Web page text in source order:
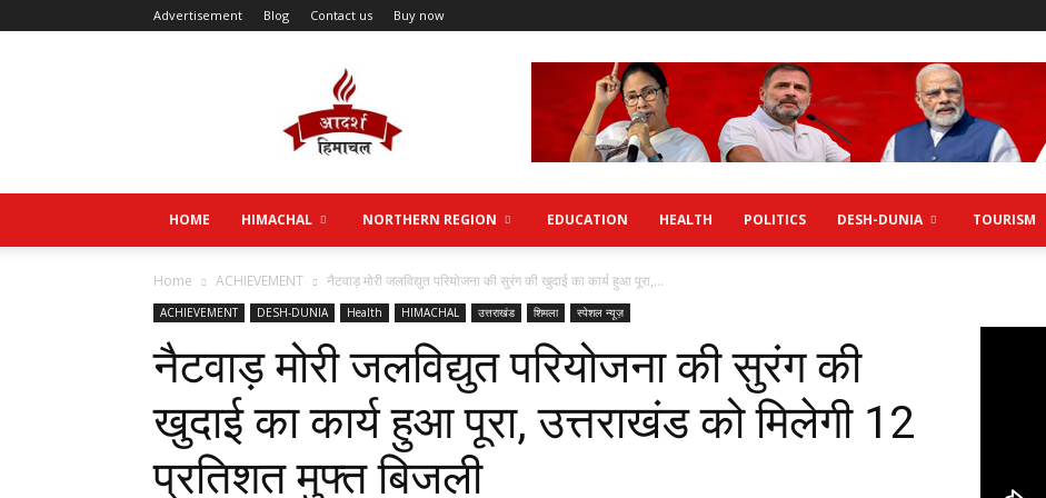
Advertisement Blog Contact us Buy now
HOME HIMACHAL NORTHERN REGION EDUCATION HEALTH POLITICS DESH-DUNIA TOURISM
Home ACHIEVEMENT नैटवाड़ मोरी जलविद्युत परियोजना की सुरंग की खुदाई का कार्य हुआ पूरा,...
ACHIEVEMENT DESH-DUNIA Health HIMACHAL उत्तराखंड शिमला स्पेशल न्यूज़
नैटवाड़ मोरी जलविद्युत परियोजना की सुरंग की
खुदाई का कार्य हुआ पूरा, उत्तराखंड को मिलेगी 12
प्रतिशत मुफ्त बिजली